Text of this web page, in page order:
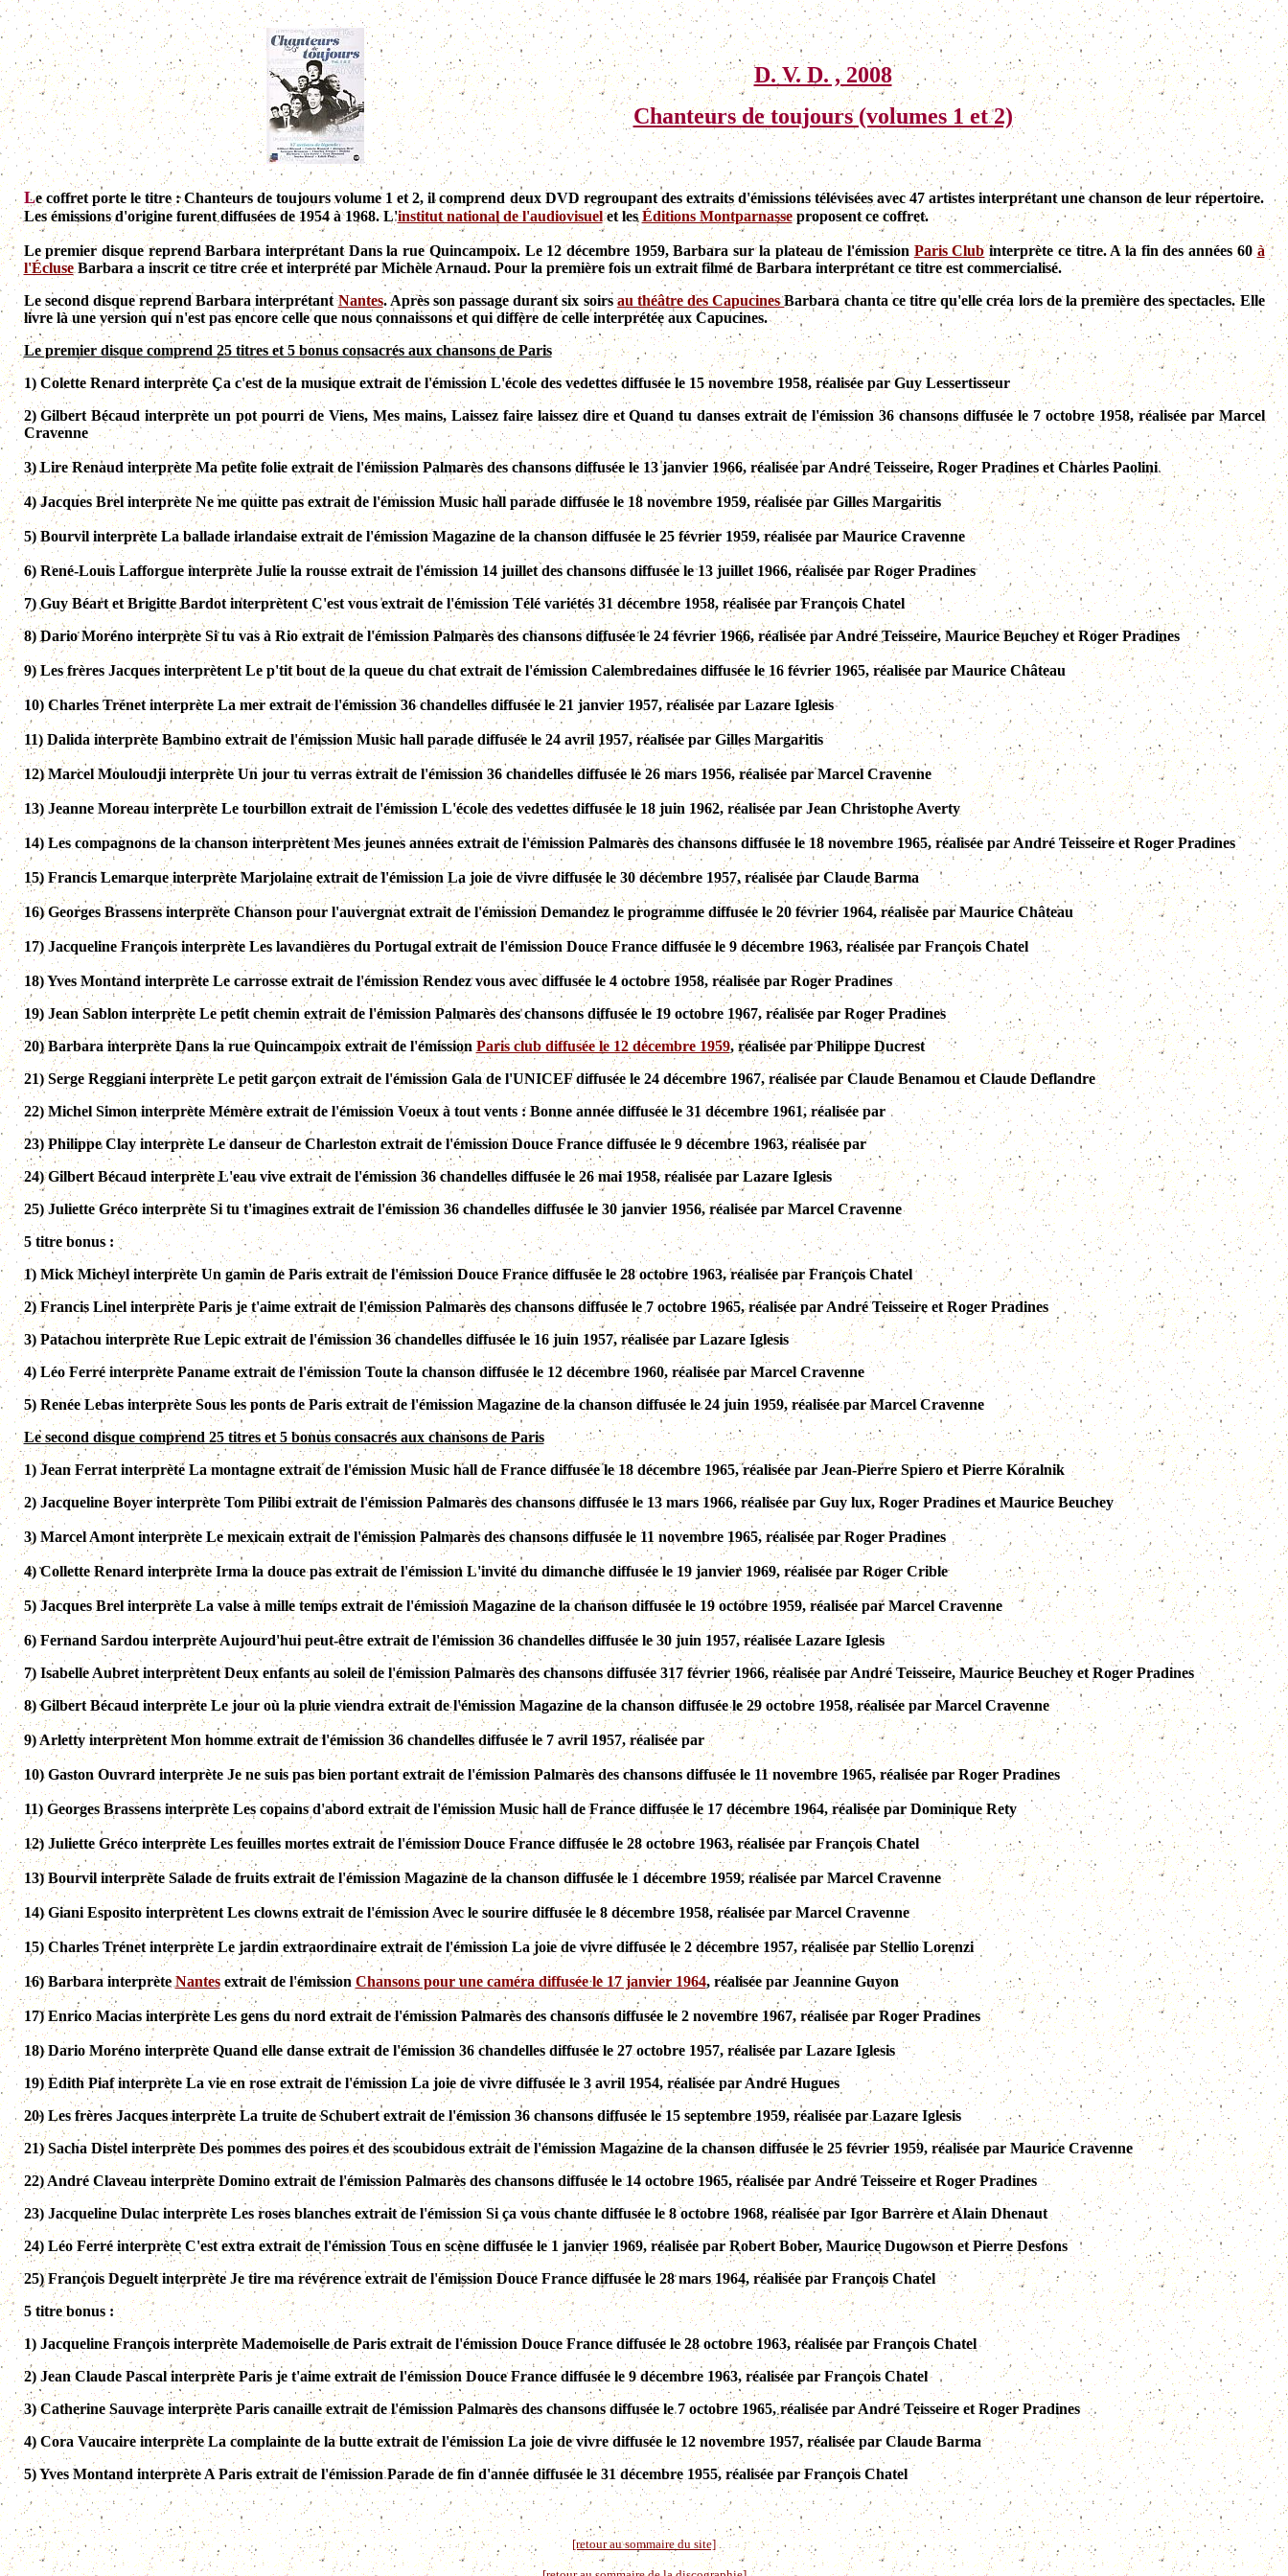
D. V. D. , 2008
Chanteurs de toujours (volumes 1 et 2)
Le coffret porte le titre : Chanteurs de toujours volume 1 et 2, il comprend deux DVD regroupant des extraits d'émissions télévisées avec 47 artistes interprétant une chanson de leur répertoire.
Les émissions d'origine furent diffusées de 1954 à 1968. L'institut national de l'audiovisuelet lesÉditions Montparnasseproposent ce coffret.
Le premier disque reprend Barbara interprétant Dans la rue Quincampoix. Le 12 décembre 1959, Barbara sur la plateau de l'émission Paris Clubinterprète ce titre. A la fin des années 60à
l'ÉcluseBarbara a inscrit ce titre crée et interprété par Michèle Arnaud. Pour la première fois un extrait filmé de Barbara interprétant ce titre est commercialisé.
Le second disque reprend Barbara interprétantNantes. Après son passage durant six soirsau théâtre des CapucinesBarbara chanta ce titre qu'elle créa lors de la première des spectacles. Elle
livre là une version qui n'est pas encore celle que nous connaissons et qui diffère de celle interprétée aux Capucines.
Le premier disque comprend 25 titres et 5 bonus consacrés aux chansons de Paris
1) Colette Renard interprète Ça c'est de la musique extrait de l'émission L'école des vedettes diffusée le 15 novembre 1958, réalisée par Guy Lessertisseur
2)Gilbert Bécaud interprète un pot pourri de Viens, Mes mains, Laissez faire laissez dire et Quand tu danses extrait de l'émission 36 chansons diffusée le 7 octobre 1958, réalisée par Marcel
Cravenne
3)Lire Renaud interprète Ma petite folie extrait de l'émission Palmarès des chansons diffusée le 13 janvier 1966, réalisée par André Teisseire, Roger Pradines et Charles Paolini
4)Jacques Brel interprète Ne me quitte pas extrait de l'émission Music hall parade diffusée le 18 novembre 1959, réalisée par Gilles Margaritis
5)Bourvil interprète La ballade irlandaise extrait de l'émission Magazine de la chanson diffusée le 25 février 1959, réalisée par Maurice Cravenne
6) René-Louis Lafforgue interprète Julie la rousse extrait de l'émission 14 juillet des chansons diffusée le 13 juillet 1966, réalisée par Roger Pradines
7)Guy Béart et Brigitte Bardot interprètent C'est vous extrait de l'émission Télé variétés 31 décembre 1958, réalisée par François Chatel
8)Dario Moréno interprète Si tu vas à Rio extrait de l'émission Palmarès des chansons diffusée le 24 février 1966, réalisée par André Teisseire, Maurice Beuchey et Roger Pradines
9)Les frères Jacques interprètent Le p'tit bout de la queue du chat extrait de l'émission Calembredaines diffusée le 16 février 1965, réalisée par Maurice Château
10) Charles Trénet interprète La mer extrait de l'émission 36 chandelles diffusée le 21 janvier 1957, réalisée par Lazare Iglesis
11)Dalida interprète Bambino extrait de l'émission Music hall parade diffusée le 24 avril 1957, réalisée par Gilles Margaritis
12)Marcel Mouloudji interprète Un jour tu verras extrait de l'émission 36 chandelles diffusée le 26 mars 1956, réalisée par Marcel Cravenne
13)Jeanne Moreau interprète Le tourbillon extrait de l'émission L'école des vedettes diffusée le 18 juin 1962, réalisée par Jean Christophe Averty
14)Les compagnons de la chanson interprètent Mes jeunes années extrait de l'émission Palmarès des chansons diffusée le 18 novembre 1965, réalisée par André Teisseire et Roger Pradines
15)Francis Lemarque interprète Marjolaine extrait de l'émission La joie de vivre diffusée le 30 décembre 1957, réalisée par Claude Barma
16)Georges Brassens interprète Chanson pour l'auvergnat extrait de l'émission Demandez le programme diffusée le 20 février 1964, réalisée par Maurice Château
17)Jacqueline François interprète Les lavandières du Portugal extrait de l'émission Douce France diffusée le 9 décembre 1963, réalisée par François Chatel
18)Yves Montand interprète Le carrosse extrait de l'émission Rendez vous avec diffusée le 4 octobre 1958, réalisée par Roger Pradines
19) Jean Sablon interprète Le petit chemin extrait de l'émission Palmarès des chansons diffusée le 19 octobre 1967, réalisée par Roger Pradines
20) Barbara interprète Dans la rue Quincampoix extrait de l'émissionParis club diffusée le 12 décembre 1959, réalisée par Philippe Ducrest
21) Serge Reggiani interprète Le petit garçon extrait de l'émission Gala de l'UNICEF diffusée le 24 décembre 1967, réalisée par Claude Benamou et Claude Deflandre
22) Michel Simon interprète Mémère extrait de l'émission Voeux à tout vents : Bonne année diffusée le 31 décembre 1961, réalisée par
23) Philippe Clay interprète Le danseur de Charleston extrait de l'émission Douce France diffusée le 9 décembre 1963, réalisée par
24) Gilbert Bécaud interprète L'eau vive extrait de l'émission 36 chandelles diffusée le 26 mai 1958, réalisée par Lazare Iglesis
25) Juliette Gréco interprète Si tu t'imagines extrait de l'émission 36 chandelles diffusée le 30 janvier 1956, réalisée par Marcel Cravenne
5 titre bonus :
1) Mick Micheyl interprète Un gamin de Paris extrait de l'émission Douce France diffusée le 28 octobre 1963, réalisée par François Chatel
2) Francis Linel interprète Paris je t'aime extrait de l'émission Palmarès des chansons diffusée le 7 octobre 1965, réalisée par André Teisseire et Roger Pradines
3) Patachou interprète Rue Lepic extrait de l'émission 36 chandelles diffusée le 16 juin 1957, réalisée par Lazare Iglesis
4) Léo Ferré interprète Paname extrait de l'émission Toute la chanson diffusée le 12 décembre 1960, réalisée par Marcel Cravenne
5) Renée Lebas interprète Sous les ponts de Paris extrait de l'émission Magazine de la chanson diffusée le 24 juin 1959, réalisée par Marcel Cravenne
Le second disque comprend 25 titres et 5 bonus consacrés aux chansons de Paris
1) Jean Ferrat interprète La montagne extrait de l'émission Music hall de France diffusée le 18 décembre 1965, réalisée par Jean-Pierre Spiero et Pierre Koralnik
2)Jacqueline Boyer interprète Tom Pilibi extrait de l'émissionPalmarès des chansonsdiffusée le 13 mars 1966, réalisée par Guy lux, Roger Pradines et Maurice Beuchey
3)Marcel Amont interprète Le mexicain extrait de l'émission Palmarès des chansons diffusée le 11 novembre 1965, réalisée par Roger Pradines
4)Collette Renard interprète Irma la douce pas extrait de l'émission L'invité du dimanche diffusée le 19 janvier 1969, réalisée par Roger Crible
5)Jacques Brel interprète La valse à mille temps extrait de l'émission Magazine de la chanson diffusée le 19 octobre 1959, réalisée par Marcel Cravenne
6)Fernand Sardou interprète Aujourd'hui peut-être extrait de l'émission 36 chandelles diffusée le 30 juin 1957, réalisée Lazare Iglesis
7)Isabelle Aubret interprètent Deux enfants au soleil de l'émission Palmarès des chansons diffusée 317 février 1966, réalisée par André Teisseire, Maurice Beuchey et Roger Pradines
8)Gilbert Bécaud interprète Le jour où la pluie viendra extrait de l'émission Magazine de la chanson diffusée le 29 octobre 1958, réalisée par Marcel Cravenne
9)Arletty interprètent Mon homme extrait de l'émission 36 chandelles diffusée le 7 avril 1957, réalisée par
10)Gaston Ouvrard interprète Je ne suis pas bien portant extrait de l'émission Palmarès des chansons diffusée le 11 novembre 1965, réalisée par Roger Pradines
11)Georges Brassens interprète Les copains d'abord extrait de l'émission Music hall de France diffusée le 17 décembre 1964, réalisée par Dominique Rety
12)Juliette Gréco interprète Les feuilles mortes extrait de l'émission Douce France diffusée le 28 octobre 1963, réalisée par François Chatel
13)Bourvil interprète Salade de fruits extrait de l'émission Magazine de la chanson diffusée le 1 décembre 1959, réalisée par Marcel Cravenne
14)Giani Esposito interprètent Les clowns extrait de l'émission Avec le sourire diffusée le 8 décembre 1958, réalisée par Marcel Cravenne
15)Charles Trénet interprète Le jardin extraordinaire extrait de l'émission La joie de vivre diffusée le 2 décembre 1957, réalisée par Stellio Lorenzi
16)Barbara interprèteNantesextrait de l'émissionChansons pour une caméra diffusée le 17 janvier 1964, réalisée par Jeannine Guyon
17)Enrico Macias interprète Les gens du nord extrait de l'émission Palmarès des chansons diffusée le 2 novembre 1967, réalisée par Roger Pradines
18)Dario Moréno interprète Quand elle danse extrait de l'émission 36 chandelles diffusée le 27 octobre 1957, réalisée par Lazare Iglesis
19) Edith Piaf interprète La vie en rose extrait de l'émission La joie de vivre diffusée le 3 avril 1954, réalisée par André Hugues
20) Les frères Jacques interprète La truite de Schubert extrait de l'émission 36 chansons diffusée le 15 septembre 1959, réalisée par Lazare Iglesis
21) Sacha Distel interprète Des pommes des poires et des scoubidous extrait de l'émission Magazine de la chanson diffusée le 25 février 1959, réalisée par Maurice Cravenne
22) André Claveau interprète Domino extrait de l'émission Palmarès des chansons diffusée le 14 octobre 1965, réalisée par André Teisseire et Roger Pradines
23) Jacqueline Dulac interprète Les roses blanches extrait de l'émission Si ça vous chante diffusée le 8 octobre 1968, réalisée par Igor Barrère et Alain Dhenaut
24) Léo Ferré interprète C'est extra extrait de l'émission Tous en scène diffusée le 1 janvier 1969, réalisée par Robert Bober, Maurice Dugowson et Pierre Desfons
25) François Deguelt interprète Je tire ma révérence extrait de l'émission Douce France diffusée le 28 mars 1964, réalisée par François Chatel
5 titre bonus :
1) Jacqueline François interprète Mademoiselle de Paris extrait de l'émission Douce France diffusée le 28 octobre 1963, réalisée par François Chatel
2) Jean Claude Pascal interprète Paris je t'aime extrait de l'émission Douce France diffusée le 9 décembre 1963, réalisée par François Chatel
3) Catherine Sauvage interprète Paris canaille extrait de l'émission Palmarès des chansons diffusée le 7 octobre 1965, réalisée par André Teisseire et Roger Pradines
4) Cora Vaucaire interprète La complainte de la butte extrait de l'émission La joie de vivre diffusée le 12 novembre 1957, réalisée par Claude Barma
5) Yves Montand interprète A Paris extrait de l'émission Parade de fin d'année diffusée le 31 décembre 1955, réalisée par François Chatel
[retour au sommaire du site]